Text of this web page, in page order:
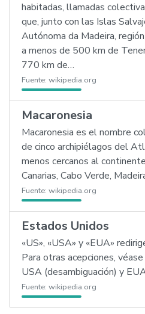
habitadas, llamadas
que, junto con las Islas
Autónoma da Madeira,
a menos de 500 km de
770 km de…
Fuente: wikipedia.org
Macaronesia
Macaronesia es el nombre
de cinco archipiélagos del
menos cercanos al
Canarias, Cabo Verde,
Fuente: wikipedia.org
Estados Unidos
«US», «USA» y «EUA»
Para otras acepciones,
USA (desambiguación) y
Fuente: wikipedia.org